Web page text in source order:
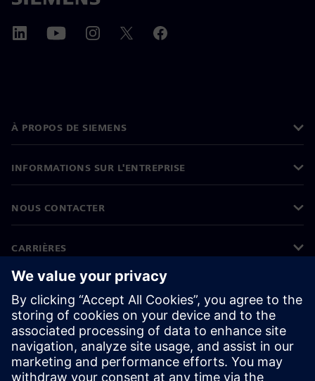
À PROPOS DE SIEMENS
INFORMATIONS SUR L'ENTREPRISE
NOUS CONTACTER
CARRIÈRES
©Siemens 2026
Informations sur l'entreprise
Protection des données